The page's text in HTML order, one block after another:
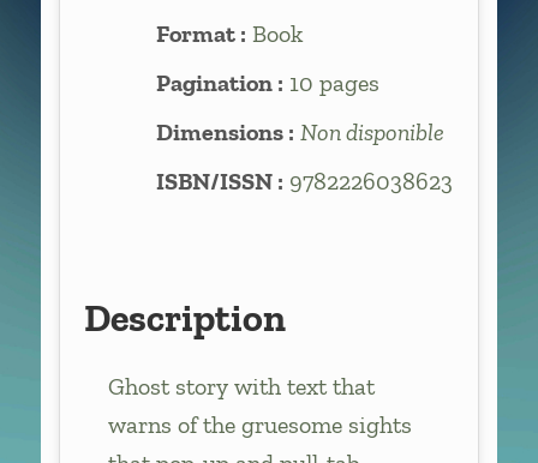
Format : Book
Pagination : 10 pages
Dimensions : Non disponible
ISBN/ISSN : 9782226038623
Description
Ghost story with text that
warns of the gruesome sights